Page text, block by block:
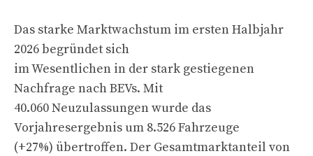
Das starke Marktwachstum im ersten Halbjahr
2026 begründet sich
im Wesentlichen in der stark gestiegenen
Nachfrage nach BEVs. Mit
40.060 Neuzulassungen wurde das
Vorjahresergebnis um 8.526 Fahrzeuge
(+27%) übertroffen. Der Gesamtmarktanteil von